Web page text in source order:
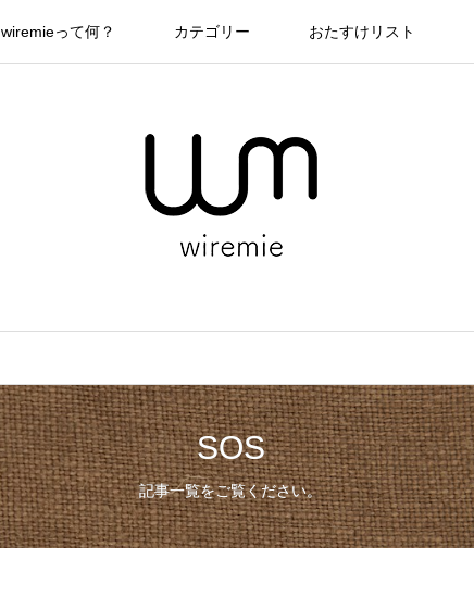
wiremieって何？ カテゴリー おたすけリスト
SOS
記事一覧をご覧ください。